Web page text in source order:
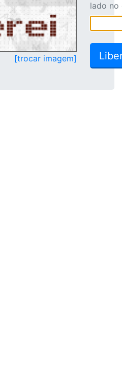
[trocar imagem]
lado no